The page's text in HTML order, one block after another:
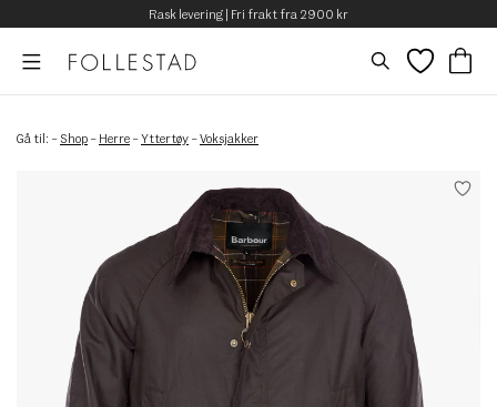
Rask levering | Fri frakt fra 2900 kr
Gå til: – Shop – Herre –Yttertøy –Voksjakker